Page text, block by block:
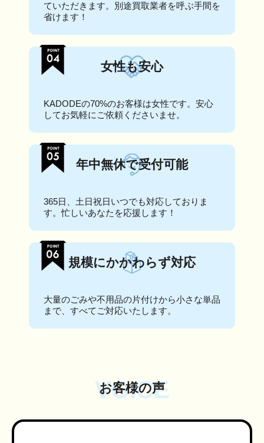
ていただきます。別途買取業者を呼ぶ手間を
省けます！
女性も安心
KADODEの70%のお客様は女性です。安心
してお気軽にご依頼くださいませ。
年中無休で受付可能
365日、土日祝日いつでも対応しておりま
す。忙しいあなたを応援します！
規模にかかわらず対応
大量のごみや不用品の片付けから小さな単品
まで、すべてご対応いたします。
VOICE
お客様の声